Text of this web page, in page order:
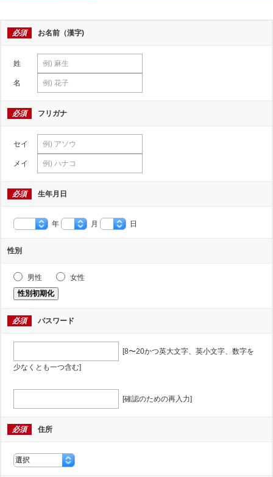
必須 お名前（漢字)
姓
名
必須 フリガナ
セイ
メイ
必須 生年月日
年 月 日
性別
男性
女性
性別初期化
必須 パスワード
[8〜20かつ英大文字、英小文字、数字を
少なくとも一つ含む]
[確認のための再入力]
必須 住所